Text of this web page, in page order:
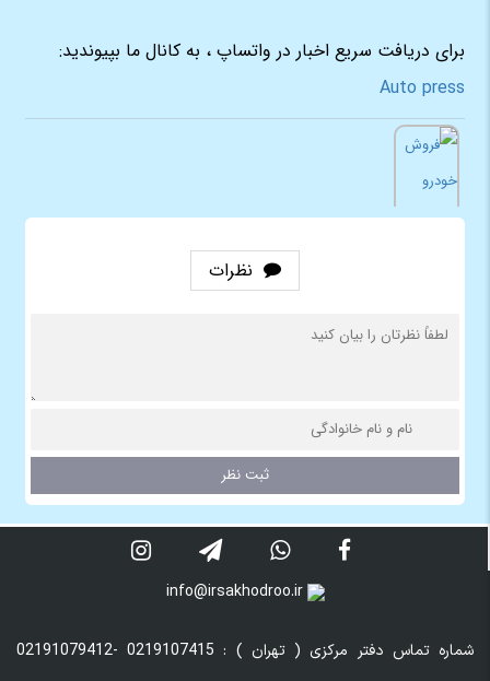
برای دریافت سریع اخبار در واتساپ ، به کانال ما بپیوندید:
Auto press
نظرات
info@irsakhodroo.ir
شماره تماس دفتر مرکزی ( تهران ) : 0219107415 -02191079412